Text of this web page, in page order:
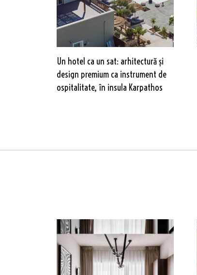
Un hotel ca un sat: arhitectură și
design premium ca instrument de
ospitalitate, în insula Karpathos